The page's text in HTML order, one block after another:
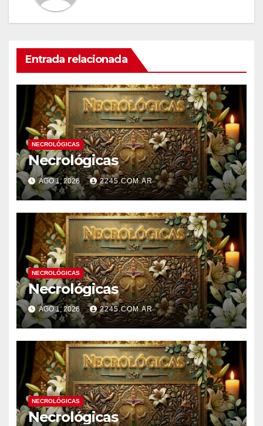
Entrada relacionada
NECROLÓGICAS
Necrológicas
AGO 1, 2026 2245.COM.AR
NECROLÓGICAS
Necrológicas
AGO 1, 2026 2245.COM.AR
NECROLÓGICAS
Necrológicas